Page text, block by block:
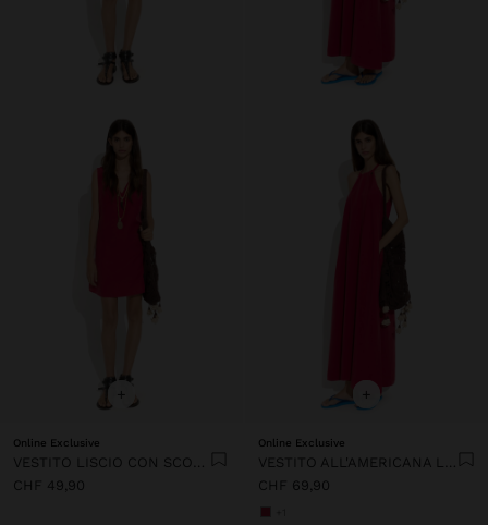
+
Online Exclusive
CHF 49,90
+
Online Exclusive
CHF 69,90